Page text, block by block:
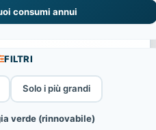
consumi annui
FILTRI
Solo i più grandi
verde (rinnovabile)